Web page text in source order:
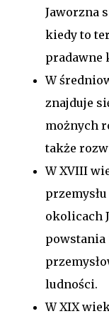
Jaworzna
kiedy to
pradawne
W
znajduje
możnych
także
W XVIII
okolicach
powstania
ludności.
W XIX